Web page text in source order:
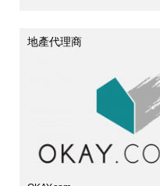
地產代理商